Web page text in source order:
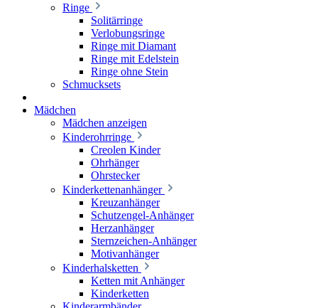
Ringe
Solitärringe
Verlobungsringe
Ringe mit Diamant
Ringe mit Edelstein
Ringe ohne Stein
Schmucksets
Mädchen
Mädchen anzeigen
Kinderohrringe
Creolen Kinder
Ohrhänger
Ohrstecker
Kinderkettenanhänger
Kreuzanhänger
Schutzengel-Anhänger
Herzanhänger
Sternzeichen-Anhänger
Motivanhänger
Kinderhalsketten
Ketten mit Anhänger
Kinderketten